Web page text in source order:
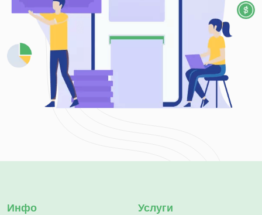
Инфо Услуги